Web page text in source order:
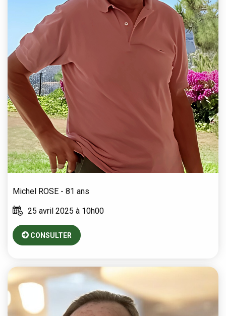
Michel ROSE - 81 ans
25 avril 2025 à 10h00
CONSULTER